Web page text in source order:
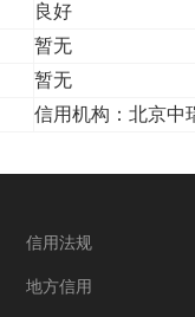
良好
暂无
暂无
信用机构：北京中
信用法规
地方信用